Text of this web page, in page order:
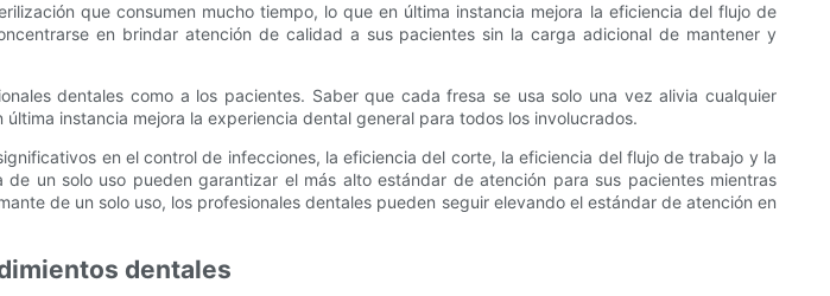
que consumen mucho tiempo, lo que en última instancia mejora la eficiencia del flujo de
en brindar atención de calidad a sus pacientes sin la carga adicional de mantener y
dentales como a los pacientes. Saber que cada fresa se usa solo una vez alivia cualquier
instancia mejora la experiencia dental general para todos los involucrados.
en el control de infecciones, la eficiencia del corte, la eficiencia del flujo de trabajo y la
un solo uso pueden garantizar el más alto estándar de atención para sus pacientes mientras
de un solo uso, los profesionales dentales pueden seguir elevando el estándar de atención en
dentales